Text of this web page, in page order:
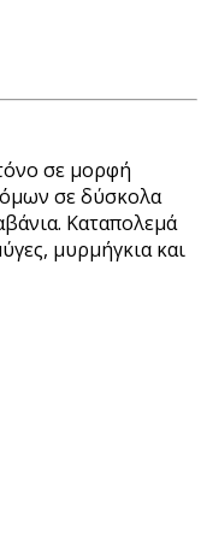
σε μορφή
σε δύσκολα
Καταπολεμά
μυρμήγκια και